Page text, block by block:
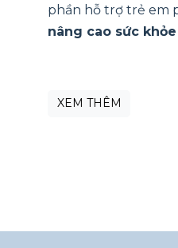
phần hỗ trợ trẻ em
nâng cao sức
XEM THÊM